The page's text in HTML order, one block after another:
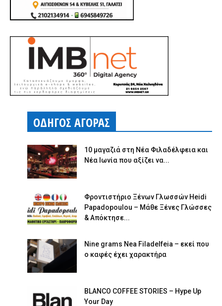
ΟΔΗΓΟΣ ΑΓΟΡΑΣ
10 μαγαζιά στη Νέα Φιλαδέλφεια και
Νέα Ιωνία που αξίζει να...
Φροντιστήριο Ξένων Γλωσσών Heidi
Papadopoulou – Μάθε Ξένες Γλώσσες
& Απόκτησε...
Nine grams Nea Filadelfeia – εκεί που
ο καφές έχει χαρακτήρα
BLANCO COFFEE STORIES – Hype Up
Your Day